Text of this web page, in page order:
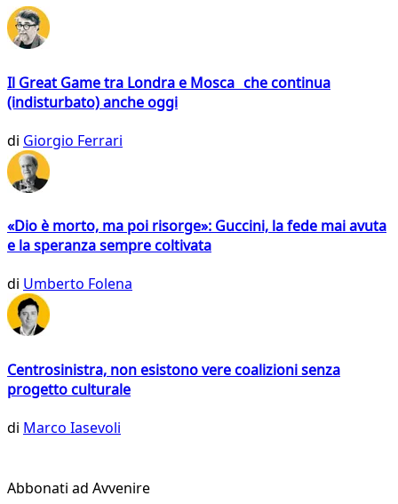
Il Great Game tra Londra e Mosca che continua
(indisturbato) anche oggi
di Giorgio Ferrari
«Dio è morto, ma poi risorge»: Guccini, la fede mai avuta
e la speranza sempre coltivata
di Umberto Folena
Centrosinistra, non esistono vere coalizioni senza
progetto culturale
di Marco Iasevoli
Abbonati ad Avvenire